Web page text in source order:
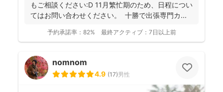
もご相談ください:D 11月繁忙期のため、日程につい
てはお問い合わせください。 十勝で出張専門カ...
予約承諾率： 82% 最終アクティブ： 7日以上前
nomnom
4.9 (17)男性